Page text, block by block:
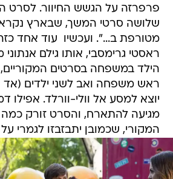
שלושה סרטי המשך, שבארץ
מטורפת ב...". ועכשיו  עוד אחד
ראסטי גרימסבי, אותו גילם אנתוני
הילד במשפחה בסרטים המקוריים,
ראש משפחה ואב לשני ילדים (אד
יוצא למסע אל וולי-וורלד. אפילו
מגיעה להתארח, והסרט זורק כמה
המקורי, שכמובן יתבזבזו לגמרי